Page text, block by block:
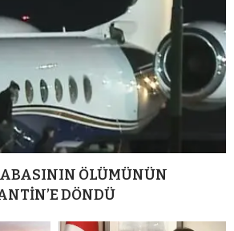
ÖLÜMÜNÜN
DÖNDÜ